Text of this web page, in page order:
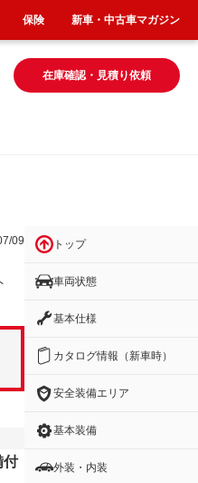
在庫確認・見積り依頼
09
付
トップ
車両状態
基本仕様
カタログ情報（新車時）
安全装備エリア
基本装備
外装・内装
保険 新車・中古車マガジン